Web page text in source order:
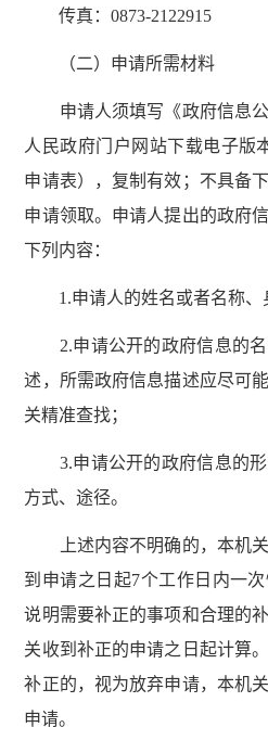
传真：0873-2122915
（二）申请所需材料
申请人须填写《政府信息公
人民政府门户网站下载电子版
申请表），复制有效；不具备
申请领取。申请人提出的政府
下列内容：
1.申请人的姓名或者名称、
2.申请公开的政府信息的名
述，所需政府信息描述应尽可
关精准查找；
3.申请公开的政府信息的形
方式、途径。
上述内容不明确的，本机关
到申请之日起7个工作日内一
说明需要补正的事项和合理的
关收到补正的申请之日起计算
补正的，视为放弃申请，本机
申请。